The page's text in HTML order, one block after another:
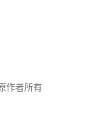
作者所有